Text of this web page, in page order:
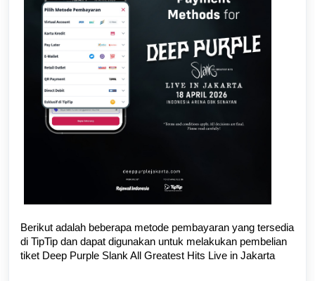
Berikut adalah beberapa metode pembayaran yang tersedia
di TipTip dan dapat digunakan untuk melakukan pembelian
tiket Deep Purple Slank All Greatest Hits Live in Jakarta